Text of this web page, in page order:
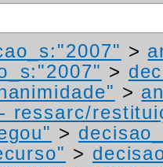
>
>
>
ressarc/
>
>